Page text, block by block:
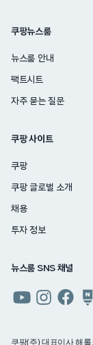
쿠팡뉴스룸
뉴스룸 안내
팩트시트
자주 묻는 질문
쿠팡 사이트
쿠팡
쿠팡 글로벌 소개
채용
투자 정보
뉴스룸 SNS 채널
유튜브인스타그램
페이스북
네이
쿠팡(주) 대표이사 해